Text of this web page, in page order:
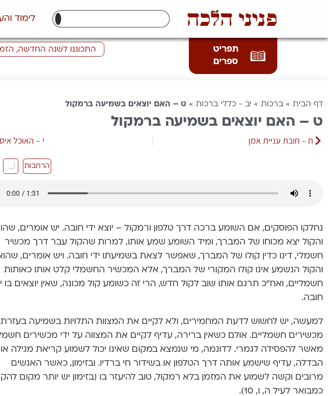
פניני הלכה לימוד
תפריט
ספרים
התכוננו לשנה החדשה,
דף הבית » ברכות » יב - כללי ברכות » ט – האם יוצאים בשמיעה ברמקול
ט – האם יוצאים בשמיעה ברמקול
ח – חובת עניית אמן י – האוכל
הרחבות
נחלקו הפוסקים, אם השומע ברכה דרך טלפון ורמקול – יוצא ידי חובה. יש אומרים,
והקול יצא מכוחו של המברך, ומיד השומע שמע אותו, למרות שהקול עבר דרך מכשיר
חשמלי, דינו כדין קולו של המברך, שאפשר לצאת בשמיעתו ידי חובה. ויש אומרים,
והקול הנשמע אינו קולו המקורי של המברך, אלא המכשיר החשמלי קלט אותו כאותות
חשמליים, ואח”כ תרגם אותו שוב לקול חדש, הרי זה כשומע קול מכונה, שאין יוצאים בו
חובה.
למעשה, יש לחשוש לדעת המחמירים, ולא לקיים את המצוות התלויות בשמיעה בעזרת
מכשירים חשמליים. אולם כשאין ברירה, עדיף לקיים את המצווה על ידי מכשירים
מאשר להפסידה לגמרי. לדוגמה, מי שנמצא במקום שאינו יכול לשמוע קריאת מגילה או
הבדלה, עדיף שישמע אותה דרך הטלפון או בשידור חי ברדיו. ובזימון, כאשר האנשים
מרובים וקשה לשמוע את המזמן בלא רמקול, טוב להיעזר בו (בזימון יש יותר מקום
כמבואר לעיל ה, ו, 10).